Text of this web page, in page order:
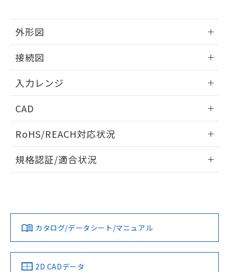
外形図
接続図
入力レンジ
CAD
ドすることができます。
ログイン/会員登録
ダウンロードデータをご利用いただく前に、以下を必ずお読
みください。
ソフトウェアの使用条件
RoHS/REACH対応状況
EU RoHS 注意事項・凡例
対応済み
中国 RoHS 注意事項・凡例
規格認証/適合状況
LR型式承認
（イギリス
船舶規格）
DNV型式承認
（ノルウェー
BV型式承認
（フランス
KR型式
（韓国
カタログ/データシート/マニュアル
2D CADデータ